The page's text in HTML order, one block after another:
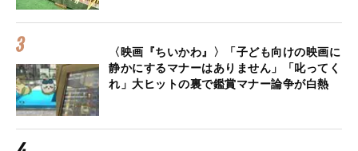
〈映画『ちいかわ』〉「子ども向けの映画に
静かにするマナーはありません」「叱ってく
れ」大ヒットの裏で鑑賞マナー論争が白熱